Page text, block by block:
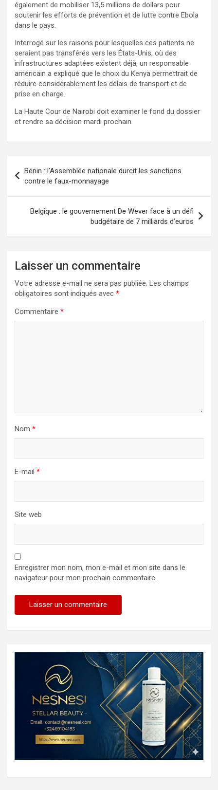
également de mobiliser 13,5 millions de dollars pour
soutenir les efforts de prévention et de lutte contre Ebola
dans le pays.
Interrogé sur les raisons pour lesquelles ces patients ne
seraient pas transférés vers les États-Unis, où des
infrastructures adaptées existent déjà, un responsable
américain a expliqué que le choix du Kenya permettrait de
réduire considérablement les délais de transport et de
prise en charge.
La Haute Cour de Nairobi doit examiner le fond du dossier
et rendre sa décision mardi prochain.
Bénin : l’Assemblée nationale durcit les sanctions
contre le faux-monnayage
Belgique : le gouvernement De Wever face à un défi
budgétaire de 7 milliards d’euros
Laisser un commentaire
Votre adresse e-mail ne sera pas publiée. Les champs
obligatoires sont indiqués avec *
Commentaire *
Nom *
E-mail *
Site web
Enregistrer mon nom, mon e-mail et mon site dans le
navigateur pour mon prochain commentaire.